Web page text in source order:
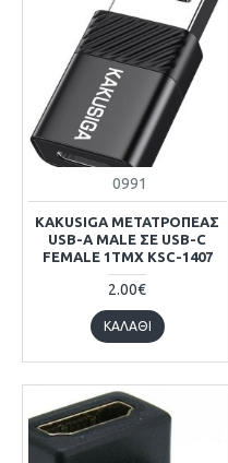
0991
KAKUSIGA ΜΕΤΑΤΡΟΠΈΑΣ
USB-A MALE ΣΕ USB-C
FEMALE 1ΤΜΧ KSC-1407
2.00€
ΚΑΛΆΘΙ